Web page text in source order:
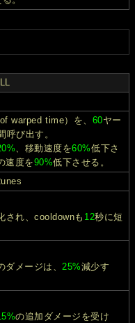
warped time）を、 60ヤー
呼び出す。
、移動速度を60%低下さ
速度を90%低下させる。
され、cooldownも 12秒に短
ダメージは、25%減少す
の追加ダメージを受け